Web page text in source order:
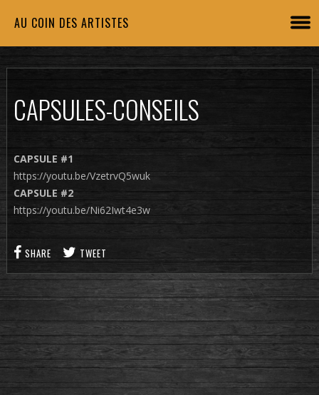
AU COIN DES ARTISTES
CAPSULES-CONSEILS
CAPSULE #1
https://youtu.be/VzetrvQ5wuk
CAPSULE #2
https://youtu.be/Ni62Iwt4e3w
SHARE TWEET